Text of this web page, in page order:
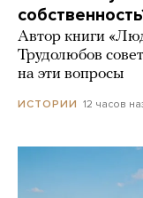
Автор книги
Трудолюбов
на эти вопросы
ИСТОРИИ 12 часов